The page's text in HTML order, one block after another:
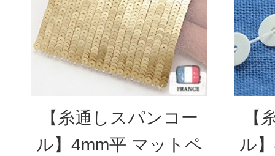
【糸通しスパンコー
ル】4mm平 マットペ
【
ル